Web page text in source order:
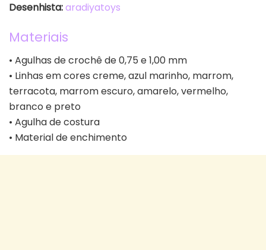
Desenhista:aradiyatoys
Materiais
• Agulhas de crochê de 0,75 e 1,00 mm
• Linhas em cores creme, azul marinho, marrom,
terracota, marrom escuro, amarelo, vermelho,
branco e preto
• Agulha de costura
• Material de enchimento